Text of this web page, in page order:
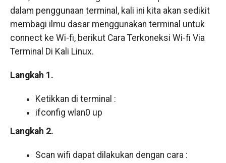
dalam penggunaan terminal, kali ini kita akan sedikit
membagi ilmu dasar menggunakan terminal untuk
connect ke Wi-fi, berikut Cara Terkoneksi Wi-fi Via
Terminal Di Kali Linux.
Langkah 1.
Ketikkan di terminal :
ifconfig wlan0 up
Langkah 2.
Scan wifi dapat dilakukan dengan cara :